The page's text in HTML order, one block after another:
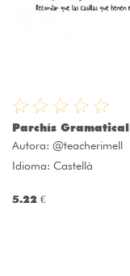
Parchís Gramatical
Autora: @teacherimell
Idioma: Castellà
5.22 €